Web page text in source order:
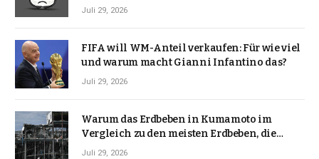
Juli 29, 2026
FIFA will WM-Anteil verkaufen: Für wie viel
und warum macht Gianni Infantino das?
Juli 29, 2026
Warum das Erdbeben in Kumamoto im
Vergleich zu den meisten Erdbeben, die
Japan erschütterten, ungewöhnlich ist
Juli 29, 2026